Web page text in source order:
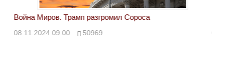
Война Миров. Трамп разгромил Сороса
08.11.2024 09:00 50969